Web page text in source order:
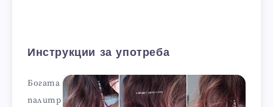
Инструкции за употреба
Богата
палитр